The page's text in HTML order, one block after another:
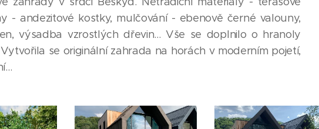
- andezitové kostky, mulčování - ebenově černé valouny,
výsadba vzrostlých dřevin... Vše se doplnilo o hranoly
se originální zahrada na horách v moderním pojetí,